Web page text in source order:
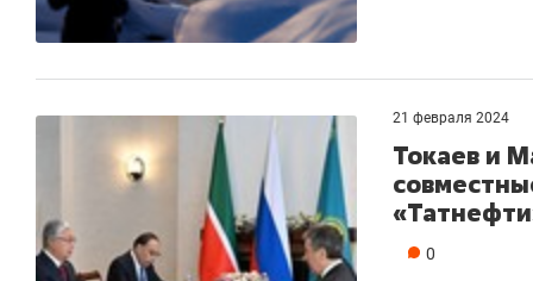
21 февраля 2024
Токаев и
0